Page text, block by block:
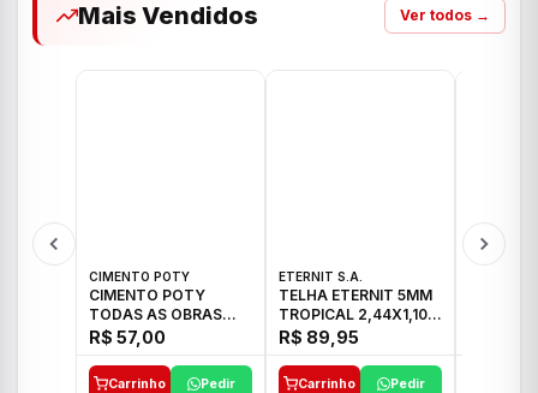
Mais Vendidos Ver todos →
CIMENTO POTY
CIMENTO POTY
TODAS AS OBRAS
50KG CP-II F/32
R$ 57,00
Carrinho Pedir
ETERNIT S.A.
TELHA ETERNIT 5MM
TROPICAL 2,44X1,10
27,10KG
R$ 89,95
Carrinho Pedir